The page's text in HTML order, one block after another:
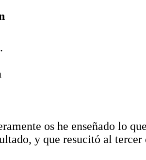
os he enseñado lo
y que resucitó al